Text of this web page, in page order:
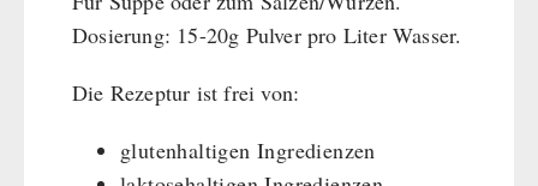
HERGETOS Olivenöl
Erste Hilfe
Getreidemühlen / Kornquetsche
Notkocher 71
Solargeräte
PETROMAX-SHOP
Feuerhand
Reinigung & Pflege von Gusseisen
Bücher / Geschenkgutscheine
Dosierung: 15-20g Pulver pro Liter Wasser.
Die Rezeptur ist frei von:
glutenhaltigen Ingredienzen